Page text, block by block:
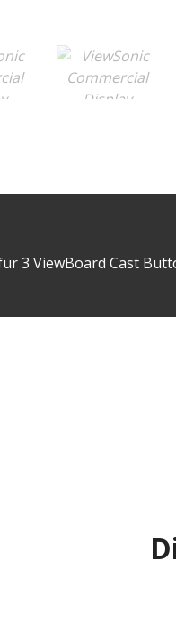
3 ViewBoard Cast